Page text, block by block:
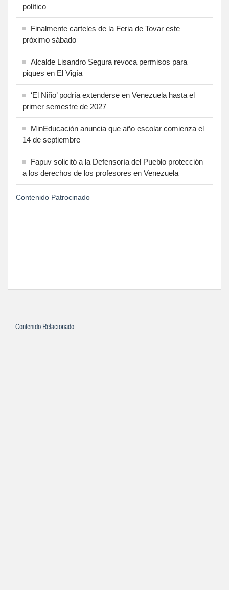
político
Finalmente carteles de la Feria de Tovar este
próximo sábado
Alcalde Lisandro Segura revoca permisos para
piques en El Vigía
‘El Niño’ podría extenderse en Venezuela hasta el
primer semestre de 2027
MinEducación anuncia que año escolar comienza el
14 de septiembre
Fapuv solicitó a la Defensoría del Pueblo protección
a los derechos de los profesores en Venezuela
Contenido Patrocinado
Contenido Relacionado